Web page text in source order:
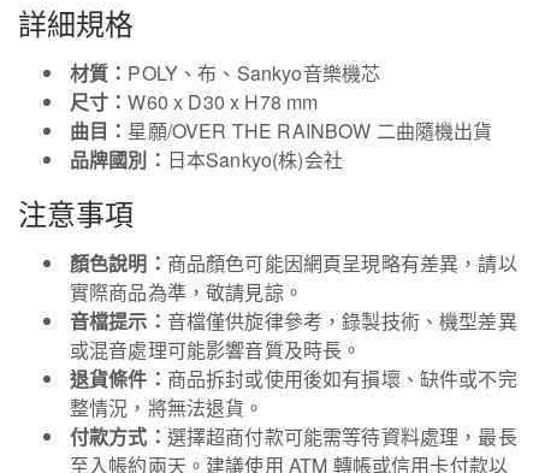
詳細規格
材質： POLY、布、Sankyo音樂機芯
尺寸：W60 x D30 x H78 mm
曲目： 星願/OVER THE RAINBOW 二曲隨機出貨
品牌國別： 日本Sankyo(株)会社
注意事項
顏色說明： 商品顏色可能因網頁呈現略有差異，請以
實際商品為準，敬請見諒。
音檔提示： 音檔僅供旋律參考，錄製技術、機型差異
或混音處理可能影響音質及時長。
退貨條件： 商品拆封或使用後如有損壞、缺件或不完
整情況，將無法退貨。
付款方式： 選擇超商付款可能需等待資料處理，最長
至入帳約兩天。建議使用 ATM 轉帳或信用卡付款以